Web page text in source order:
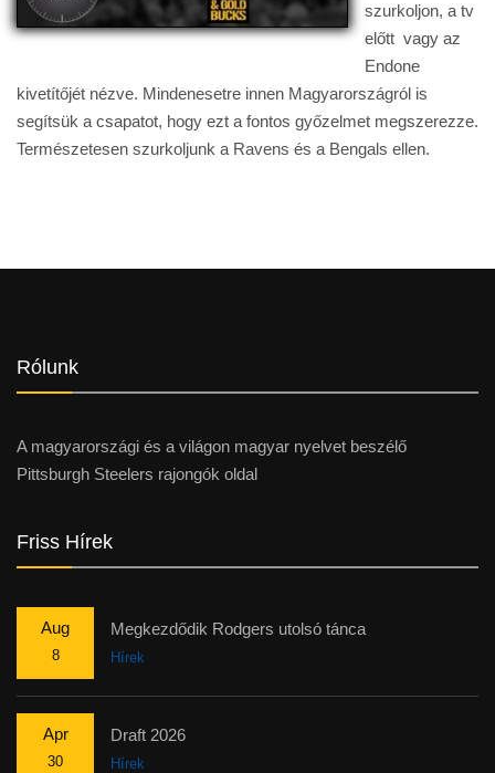
szurkoljon, a tv
előtt vagy az
Endone
kivetítőjét nézve. Mindenesetre innen Magyarországról is
segítsük a csapatot, hogy ezt a fontos győzelmet megszerezze.
Természetesen szurkoljunk a Ravens és a Bengals ellen.
Rólunk
A magyarországi és a világon magyar nyelvet beszélő
Pittsburgh Steelers rajongók oldal
Friss Hírek
Aug
8
Megkezdődik Rodgers utolsó tánca
Hírek
Apr
30
Draft 2026
Hírek